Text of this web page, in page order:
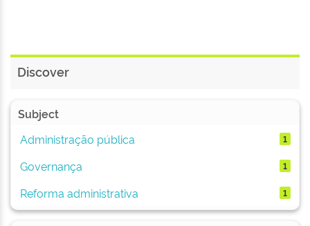
Discover
Subject
Administração pública
1
Governança 1
Reforma administrativa 1